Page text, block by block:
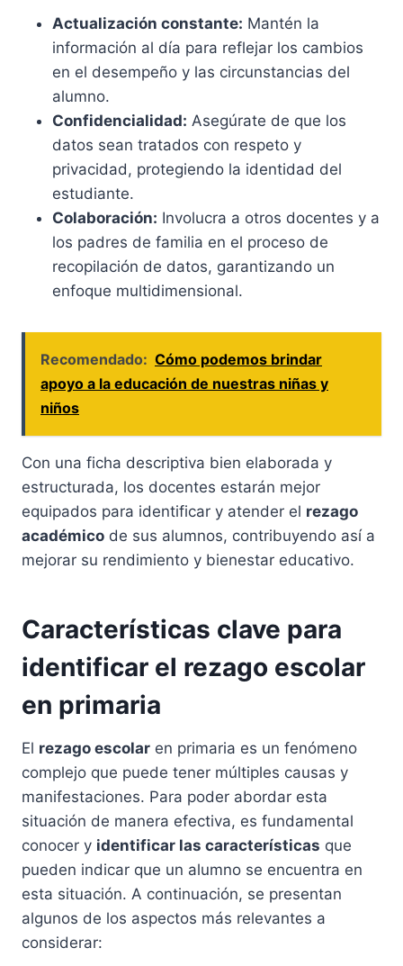
Actualización constante: Mantén la
información al día para reflejar los cambios
en el desempeño y las circunstancias del
alumno.
Confidencialidad: Asegúrate de que los
datos sean tratados con respeto y
privacidad, protegiendo la identidad del
estudiante.
Colaboración: Involucra a otros docentes y a
los padres de familia en el proceso de
recopilación de datos, garantizando un
enfoque multidimensional.
Recomendado: Cómo podemos brindar
apoyo a la educación de nuestras niñas y
niños
Con una ficha descriptiva bien elaborada y
estructurada, los docentes estarán mejor
equipados para identificar y atender el rezago
académico de sus alumnos, contribuyendo así a
mejorar su rendimiento y bienestar educativo.
Características clave para
identificar el rezago escolar
en primaria
El rezago escolar en primaria es un fenómeno
complejo que puede tener múltiples causas y
manifestaciones. Para poder abordar esta
situación de manera efectiva, es fundamental
conocer y identificar las características que
pueden indicar que un alumno se encuentra en
esta situación. A continuación, se presentan
algunos de los aspectos más relevantes a
considerar: